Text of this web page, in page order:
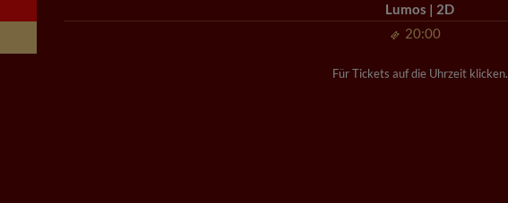
20:00
Lumos | 2D
Für Tickets auf die Uhrzeit klicken.